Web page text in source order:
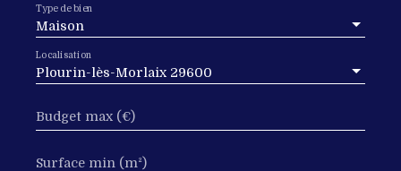
Maison
Type de bien
Plourin-lès-Morlaix 29600
Localisation
Budget max (€)
Surface min (m²)